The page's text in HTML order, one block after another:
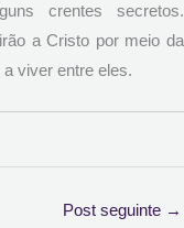
crentes secretos.
a Cristo por meio da
viver entre eles.
Post seguinte →